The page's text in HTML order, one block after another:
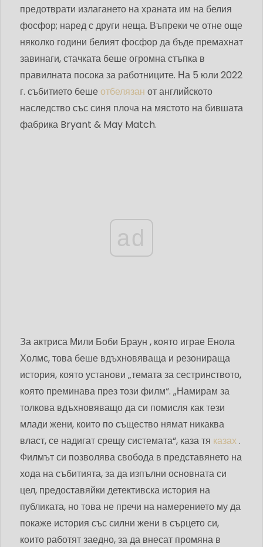
предотврати излагането на храната им на белия
фосфор; наред с други неща. Въпреки че отне още
няколко години белият фосфор да бъде премахнат
завинаги, стачката беше огромна стъпка в
правилната посока за работниците. На 5 юли 2022
г. събитието бешеотбелязан от английското
наследство със синя плоча на мястото на бившата
фабрика Bryant & May Match.
ad
За актриса Мили Боби Браун , която играе Енола
Холмс, това беше вдъхновяваща и резонираща
история, която установи „темата за сестринството,
която преминава през този филм“. „Намирам за
толкова вдъхновяващо да си помисля как тези
млади жени, които по същество нямат никаква
власт, се надигат срещу системата“, каза тя казах.
Филмът си позволява свобода в представянето на
хода на събитията, за да изпълни основната си
цел, предоставяйки детективска история на
публиката, но това не пречи на намерението му да
покаже история със силни жени в сърцето си,
които работят заедно, за да внесат промяна в